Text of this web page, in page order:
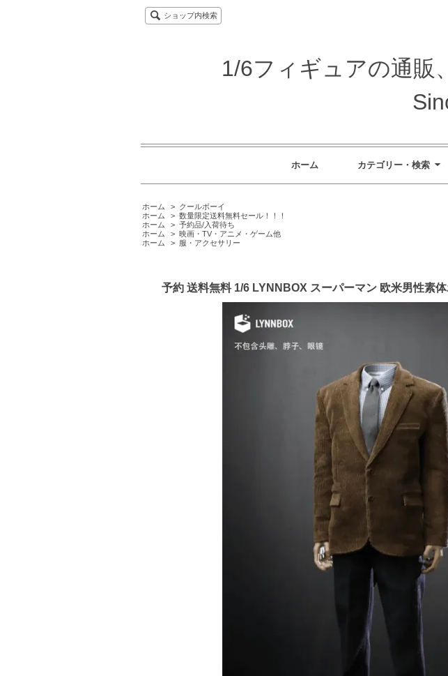
ショップ内検索
1/6フィギュアの通販
ホーム カテゴリー・検索
ホーム > クールボーイ
ホーム
> 数量限定送料無料セール！！！
ホーム
> 予約品/入荷待ち
ホーム
> 映画・TV・アニメ・ゲーム他
ホーム
> 服・アクセサリー
予約 送料無料 1/6 LYNNBOX スーパーマン 欧米男性素